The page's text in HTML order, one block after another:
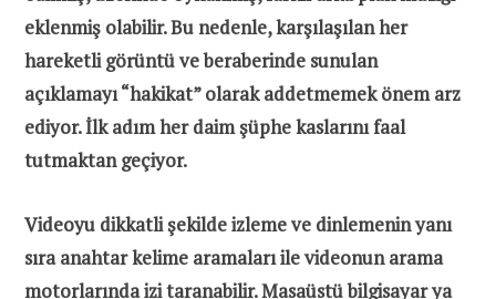
eklenmiş olabilir. Bu nedenle, karşılaşılan her
hareketli görüntü ve beraberinde sunulan
açıklamayı “hakikat” olarak addetmemek önem arz
ediyor. İlk adım her daim şüphe kaslarını faal
tutmaktan geçiyor.
Videoyu dikkatli şekilde izleme ve dinlemenin yanı
sıra anahtar kelime aramaları ile videonun arama
motorlarında izi taranabilir. Masaüstü bilgisayar ya